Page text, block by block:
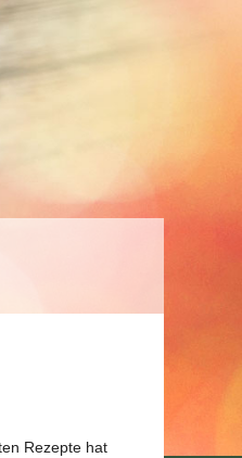
Rezepte hat